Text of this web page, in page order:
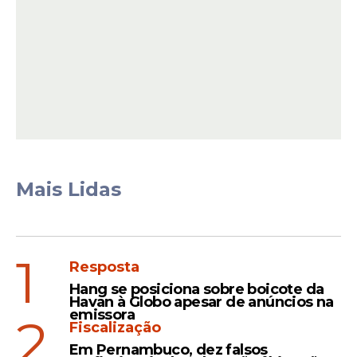
Leia Também
Caixa abre processo
seletivo de estágio 2026;
inscrições seguem até 20
de março
Mais Lidas
1
Resposta
Hang se posiciona sobre boicote da
Havan à Globo apesar de anúncios na
emissora
Fiscalização
Em Pernambuco, dez falsos